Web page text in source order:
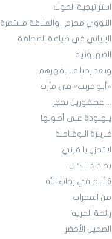
استراتيجية الموت
النووي محرّم.. والعلاقة مستمرة
الإرياني في ضيافة الصحافة
الصهيونية
وبعد رحيله.. يقهرهم
«أبو غريب» في مأرب
... عصفورين بحجر
يـهـودة على أصولها
غـريـزة الـوقـاحـة
لا تحزن يا قرني
تحـديد الـكـل
6 أيام في رحاب الله
من المحراب
رائحة الحرية
الصميل الأخضر